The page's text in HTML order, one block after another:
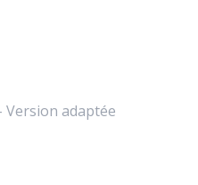
Version adaptée